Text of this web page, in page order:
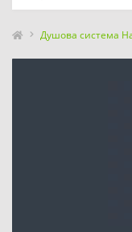
Душова система